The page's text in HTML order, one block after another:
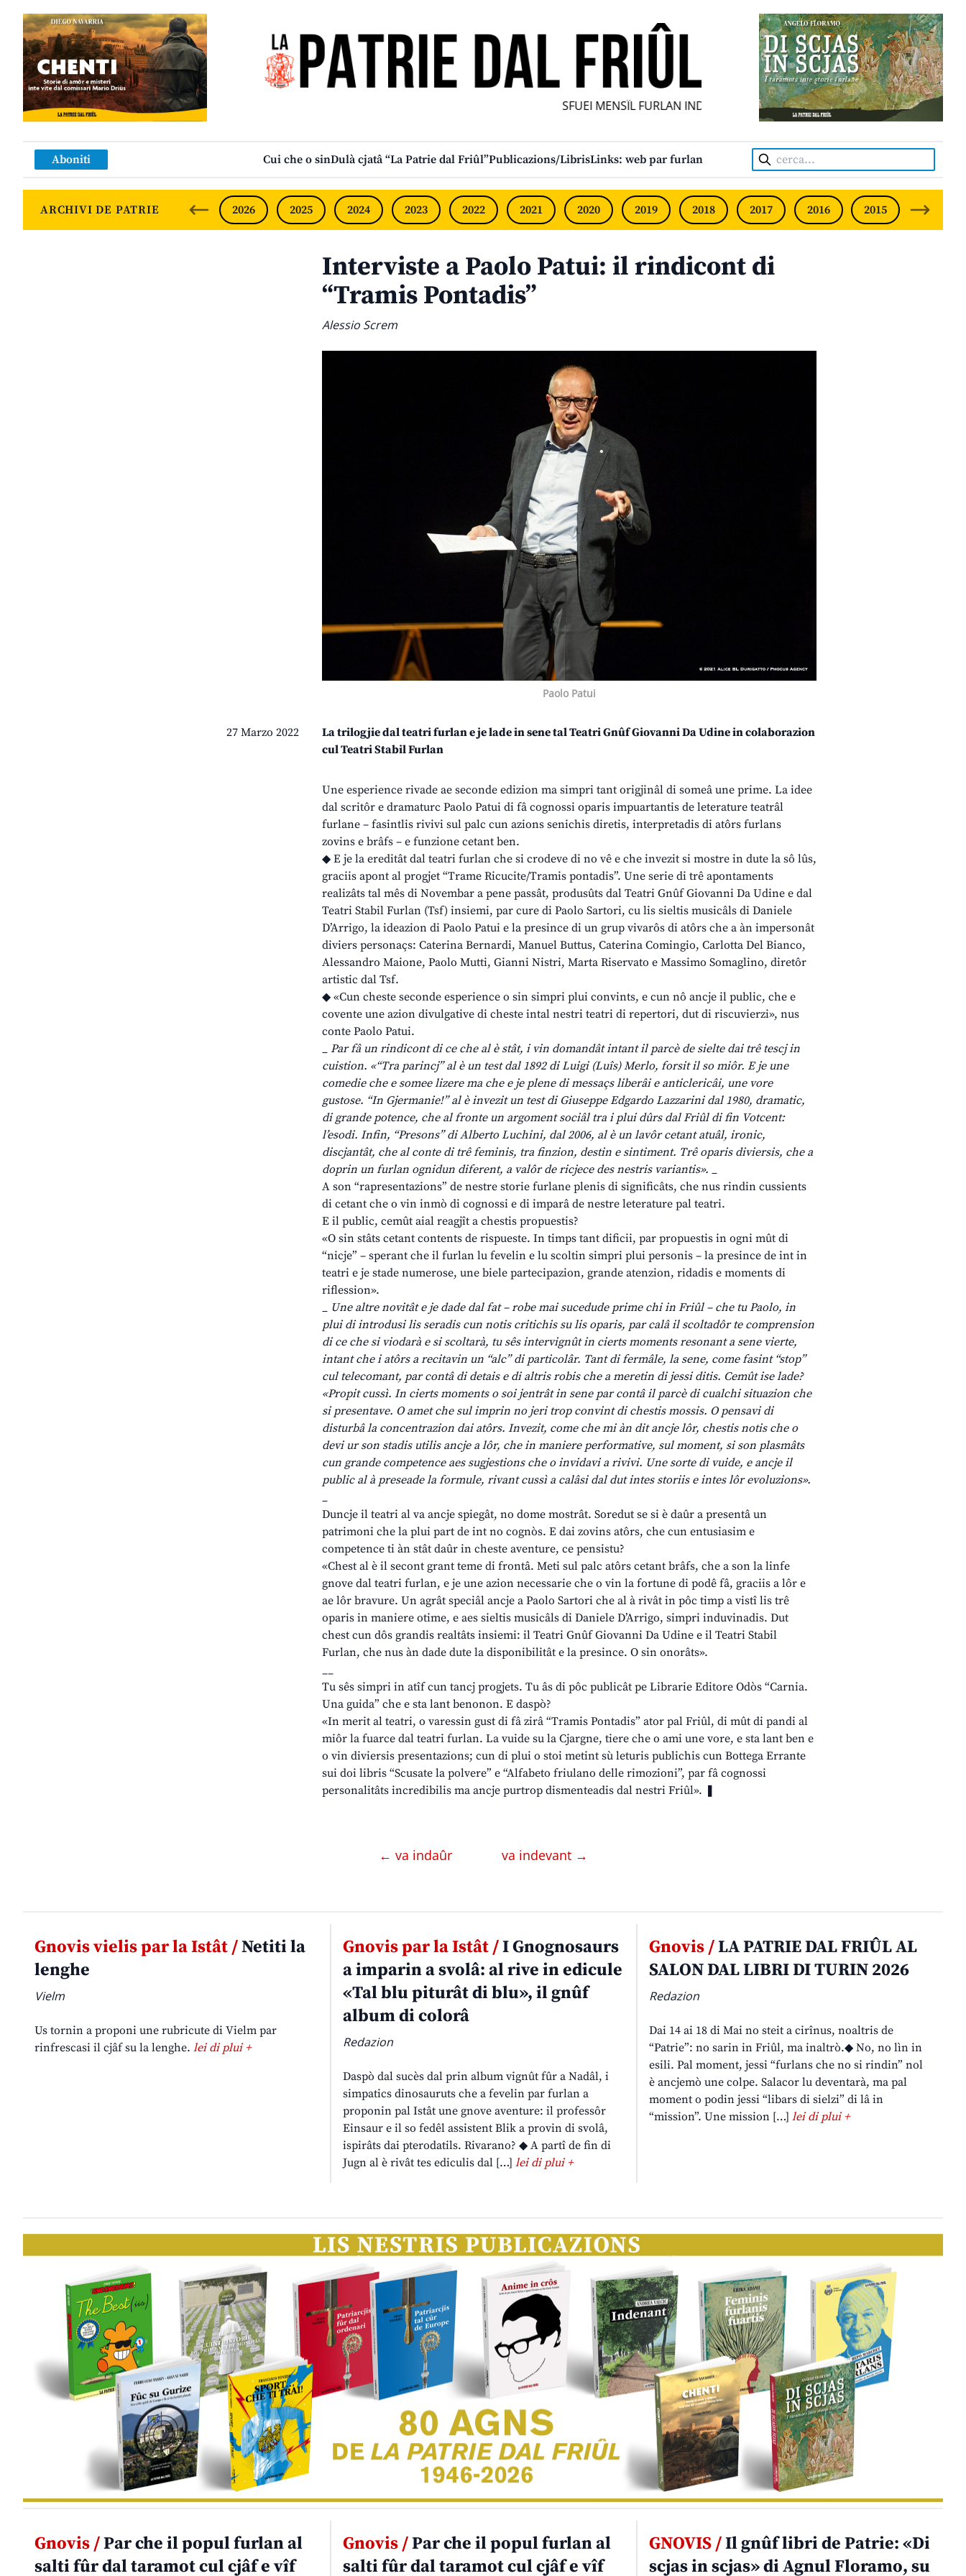
SFUEI MENSÎL FURLAN INDIPENDENT • INDEPENDENT FRIULIAN MONTHLY •
Aboniti Cui che o sinDulà cjatâ “La Patrie dal Friûl”Publicazions/LibrisLinks: web par furlan Cerca:
ARCHIVI DE PATRIE 2026 2025 2024 2023 2022 2021 2020 2019 2018 2017 2016 2015 2014
Interviste a Paolo Patui: il rindicont di
“Tramis Pontadis”
Alessio Screm
Paolo Patui
27 Marzo 2022
La trilogjie dal teatri furlan e je lade in sene tal Teatri Gnûf Giovanni Da Udine in colaborazion
cul Teatri Stabil Furlan
Une esperience rivade ae seconde edizion ma simpri tant origjinâl di someâ une prime. La idee
dal scritôr e dramaturc Paolo Patui di fâ cognossi oparis impuartantis de leterature teatrâl
furlane – fasintlis rivivi sul palc cun azions senichis diretis, interpretadis di atôrs furlans
zovins e brâfs – e funzione cetant ben.
◆ E je la ereditât dal teatri furlan che si crodeve di no vê e che invezit si mostre in dute la sô lûs,
graciis apont al progjet “Trame Ricucite/Tramis pontadis”. Une serie di trê apontaments
realizâts tal mês di Novembar a pene passât, produsûts dal Teatri Gnûf Giovanni Da Udine e dal
Teatri Stabil Furlan (Tsf) insiemi, par cure di Paolo Sartori, cu lis sieltis musicâls di Daniele
D’Arrigo, la ideazion di Paolo Patui e la presince di un grup vivarôs di atôrs che a àn impersonât
diviers personaçs: Caterina Bernardi, Manuel Buttus, Caterina Comingio, Carlotta Del Bianco,
Alessandro Maione, Paolo Mutti, Gianni Nistri, Marta Riservato e Massimo Somaglino, diretôr
artistic dal Tsf.
◆ «Cun cheste seconde esperience o sin simpri plui convints, e cun nô ancje il public, che e
covente une azion divulgative di cheste intal nestri teatri di repertori, dut di riscuvierzi», nus
conte Paolo Patui.
_ Par fâ un rindicont di ce che al è stât, i vin domandât intant il parcè de sielte dai trê tescj in
cuistion. «“Tra parincj” al è un test dal 1892 di Luigi (Luîs) Merlo, forsit il so miôr. E je une
comedie che e somee lizere ma che e je plene di messaçs liberâi e anticlericâi, une vore
gustose. “In Gjermanie!” al è invezit un test di Giuseppe Edgardo Lazzarini dal 1980, dramatic,
di grande potence, che al fronte un argoment sociâl tra i plui dûrs dal Friûl di fin Votcent:
l’esodi. Infin, “Presons” di Alberto Luchini, dal 2006, al è un lavôr cetant atuâl, ironic,
discjantât, che al conte di trê feminis, tra finzion, destin e sintiment. Trê oparis diviersis, che a
doprin un furlan ognidun diferent, a valôr de ricjece des nestris variantis». _
A son “rapresentazions” de nestre storie furlane plenis di significâts, che nus rindin cussients
di cetant che o vin inmò di cognossi e di imparâ de nestre leterature pal teatri.
E il public, cemût aial reagjît a chestis propuestis?
«O sin stâts cetant contents de rispueste. In timps tant dificii, par propuestis in ogni mût di
“nicje” – sperant che il furlan lu fevelin e lu scoltin simpri plui personis – la presince de int in
teatri e je stade numerose, une biele partecipazion, grande atenzion, ridadis e moments di
riflession».
_ Une altre novitât e je dade dal fat – robe mai sucedude prime chi in Friûl – che tu Paolo, in
plui di introdusi lis seradis cun notis critichis su lis oparis, par calâ il scoltadôr te comprension
di ce che si viodarà e si scoltarà, tu sês intervignût in cierts moments resonant a sene vierte,
intant che i atôrs a recitavin un “alc” di particolâr. Tant di fermâle, la sene, come fasint “stop”
cul telecomant, par contâ di detais e di altris robis che a meretin di jessi ditis. Cemût ise lade?
«Propit cussì. In cierts moments o soi jentrât in sene par contâ il parcè di cualchi situazion che
si presentave. O amet che sul imprin no jeri trop convint di chestis mossis. O pensavi di
disturbâ la concentrazion dai atôrs. Invezit, come che mi àn dit ancje lôr, chestis notis che o
devi ur son stadis utilis ancje a lôr, che in maniere performative, sul moment, si son plasmâts
cun grande competence aes sugjestions che o invidavi a rivivi. Une sorte di vuide, e ancje il
public al à preseade la formule, rivant cussì a calâsi dal dut intes storiis e intes lôr evoluzions».
Duncje il teatri al va ancje spiegât, no dome mostrât. Soredut se si è daûr a presentâ un
patrimoni che la plui part de int no cognòs. E dai zovins atôrs, che cun entusiasim e
competence ti àn stât daûr in cheste aventure, ce pensistu?
«Chest al è il secont grant teme di frontâ. Meti sul palc atôrs cetant brâfs, che a son la linfe
gnove dal teatri furlan, e je une azion necessarie che o vin la fortune di podê fâ, graciis a lôr e
ae lôr bravure. Un agrât speciâl ancje a Paolo Sartori che al à rivât in pôc timp a vistî lis trê
oparis in maniere otime, e aes sieltis musicâls di Daniele D’Arrigo, simpri induvinadis. Dut
chest cun dôs grandis realtâts insiemi: il Teatri Gnûf Giovanni Da Udine e il Teatri Stabil
Furlan, che nus àn dade dute la disponibilitât e la presince. O sin onorâts».
Tu sês simpri in atîf cun tancj progjets. Tu âs di pôc publicât pe Librarie Editore Odòs “Carnia.
Una guida” che e sta lant benonon. E daspò?
«In merit al teatri, o varessin gust di fâ zirâ “Tramis Pontadis” ator pal Friûl, di mût di pandi al
miôr la fuarce dal teatri furlan. La vuide su la Cjargne, tiere che o ami une vore, e sta lant ben e
o vin diviersis presentazions; cun di plui o stoi metint sù leturis publichis cun Bottega Errante
sui doi libris “Scusate la polvere” e “Alfabeto friulano delle rimozioni”, par fâ cognossi
personalitâts incredibilis ma ancje purtrop dismenteadis dal nestri Friûl». ❚
← va indaûr va indevant →
Gnovis vielis par la Istât /Netiti la
lenghe
Vielm
Us tornin a proponi une rubricute di Vielm par
rinfrescasi il cjâf su la lenghe. lei di plui +
Gnovis par la Istât /I Gnognosaurs
a imparin a svolâ: al rive in edicule
«Tal blu piturât di blu», il gnûf
album di colorâ
Redazion
Daspò dal sucès dal prin album vignût fûr a Nadâl, i
simpatics dinosauruts che a fevelin par furlan a
proponin pal Istât une gnove aventure: il professôr
Einsaur e il so fedêl assistent Blik a provin di svolâ,
ispirâts dai pterodatils. Rivarano? ◆ A partî de fin di
Jugn al è rivât tes ediculis dal […] lei di plui +
Gnovis /LA PATRIE DAL FRIÛL AL
SALON DAL LIBRI DI TURIN 2026
Redazion
Dai 14 ai 18 di Mai no steit a cirînus, noaltris de
“Patrie”: no sarin in Friûl, ma inaltrò.◆ No, no lìn in
esili. Pal moment, jessi “furlans che no si rindin” nol
è ancjemò une colpe. Salacor lu deventarà, ma pal
moment o podin jessi “libars di sielzi” di lâ in
“mission”. Une mission […]lei di plui +
Gnovis /Par che il popul furlan al
salti fûr dal taramot cul cjâf e vîf
Gnovis /Par che il popul furlan al
salti fûr dal taramot cul cjâf e vîf
GNOVIS /Il gnûf libri de Patrie: «Di
scjas in scjas» di Agnul Floramo, su